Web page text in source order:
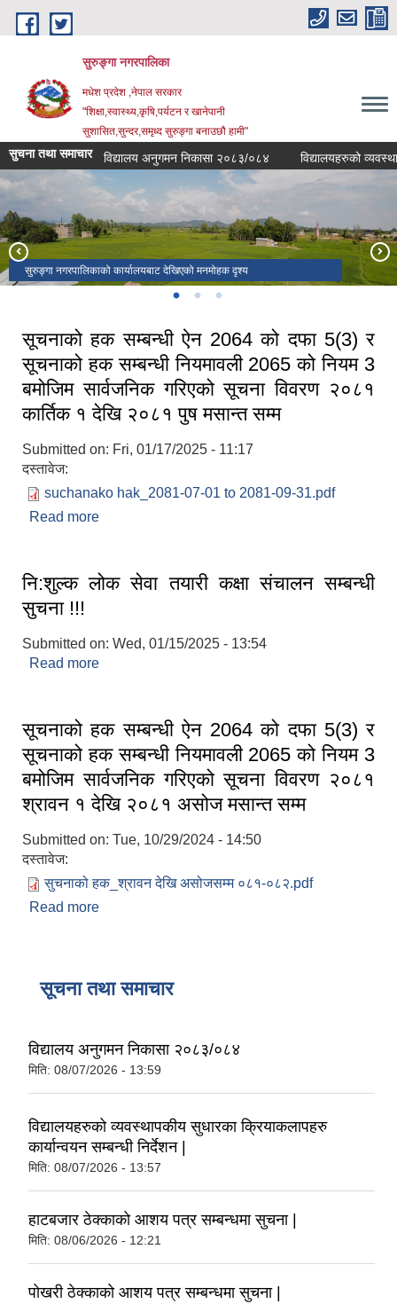
Skip to main content
सुरुङ्‍गा नगरपालिका
मधेश प्रदेश ,नेपाल सरकार
"शिक्षा,स्वास्थ्य,कृषि,पर्यटन र खानेपानी
सुशासित,सुन्दर,समृध्द सुरुङ्गा बनाउछौ हामी"
सुचना तथा समाचारविद्यालय अनुगमन निकासा २०८३/०८४ विद्यालयहरुको
सुरुङ्गा नगरपालिकाको कार्यालयबाट देखिएको मनमोहक दृश्य
१५ औ नगरसभामा सहभागीहरु
सुरुङ्गा नगरपालिका ४ स्थित सेती देवी मन्दिर
सूचनाको हक सम्बन्धी ऐन 2064 को दफा 5(3) र
सूचनाको हक सम्बन्धी नियमावली 2065 को नियम 3
बमोजिम सार्वजनिक गरिएको सूचना विवरण २०८१
कार्तिक १ देखि २०८१ पुष मसान्त सम्म
Submitted on: Fri, 01/17/2025 - 11:17
दस्तावेज:
suchanako hak_2081-07-01 to 2081-09-31.pdf
Read more
२०८१ पुष मसान्त सम्म
नि:शुल्क लोक सेवा तयारी कक्षा संचालन सम्बन्धी
सुचना !!!
Submitted on: Wed, 01/15/2025 - 13:54
Read more
सूचनाको हक सम्बन्धी ऐन 2064 को दफा 5(3) र
सूचनाको हक सम्बन्धी नियमावली 2065 को नियम 3
बमोजिम सार्वजनिक गरिएको सूचना विवरण २०८१
श्रावन १ देखि २०८१ असोज मसान्त सम्म
Submitted on: Tue, 10/29/2024 - 14:50
दस्तावेज:
सुचनाको हक_श्रावन देखि असोजसम्म ०८१-०८२.pdf
Read more
सूचना तथा समाचार
विद्यालय अनुगमन निकासा २०८३/०८४
मिति: 08/07/2026 - 13:59
विद्यालयहरुको व्यवस्थापकीय सुधारका क्रियाकलापहरु
कार्यान्वयन सम्बन्धी निर्देशन |
मिति: 08/07/2026 - 13:57
हाटबजार ठेक्काको आशय पत्र सम्बन्धमा सुचना |
मिति: 08/06/2026 - 12:21
पोखरी ठेक्काको आशय पत्र सम्बन्धमा सुचना |